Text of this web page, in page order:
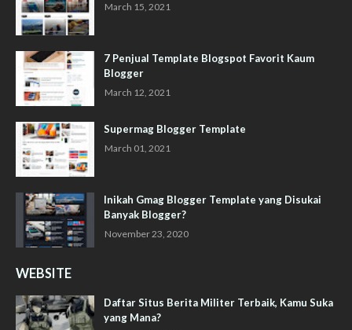
March 15, 2021
7 Penjual Template Blogspot Favorit Kaum
Blogger
March 12, 2021
Supermag Blogger Template
March 01, 2021
Inikah Gmag Blogger Template yang Disukai
Banyak Blogger?
November 23, 2020
WEBSITE
Daftar Situs Berita Militer Terbaik, Kamu Suka
yang Mana?